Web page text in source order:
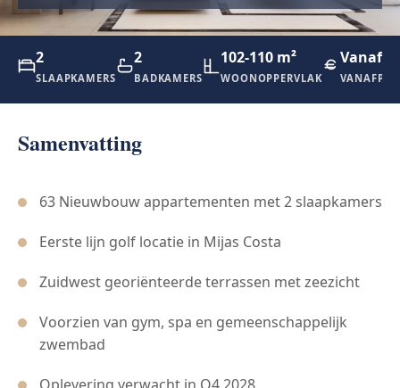
2
SLAAPKAMERS
2
BADKAMERS
102-110 m²
WOONOPPERVLAK
Vanaf
Samenvatting
63 Nieuwbouw appartementen met 2 slaapkamers
Eerste lijn golf locatie in Mijas Costa
Zuidwest georiënteerde terrassen met zeezicht
Voorzien van gym, spa en gemeenschappelijk
zwembad